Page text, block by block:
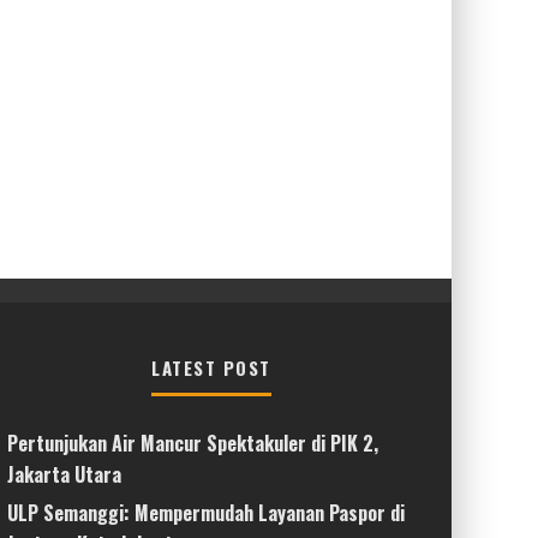
LATEST POST
Pertunjukan Air Mancur Spektakuler di PIK 2,
Jakarta Utara
ULP Semanggi: Mempermudah Layanan Paspor di